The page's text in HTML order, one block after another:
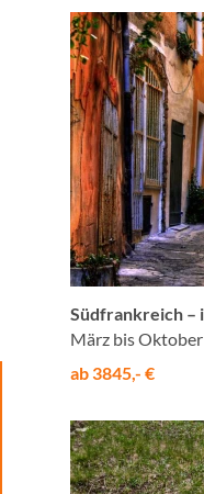
Südfrankreich –
März bis
ab 3845,- €